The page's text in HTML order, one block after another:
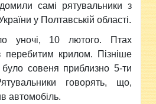
самі рятувальники з
у Полтавській області.
уночі, 10 лютого. Птах
крилом. Пізніше
совеня приблизно 5-ти
говорять, що,
автомобіль.